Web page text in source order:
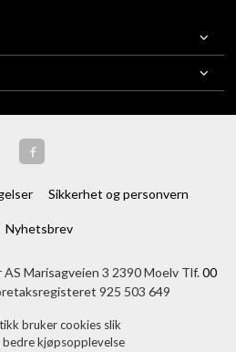
Sikkerhet og personvern
Nyhetsbrev
Marisagveien 3 2390 Moelv Tlf.00
925 503 649
bruker cookies slik
bedre kjøpsopplevelse